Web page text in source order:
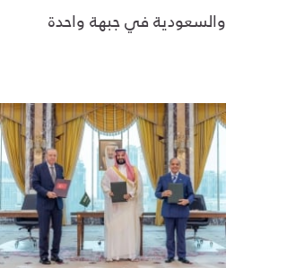
والسعودية في جبهة واحدة